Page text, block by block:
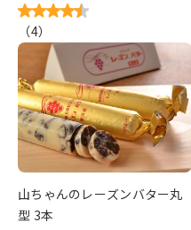
（4）
山ちゃんのレーズンバター丸
型 3本